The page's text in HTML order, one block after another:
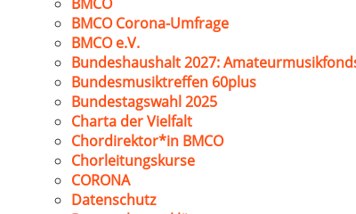
BMCO Corona-Umfrage
BMCO e.V.
Bundeshaushalt 2027:
Bundesmusiktreffen 60plus
Bundestagswahl 2025
Charta der Vielfalt
Chordirektor*in BMCO
Chorleitungskurse
CORONA
Datenschutz